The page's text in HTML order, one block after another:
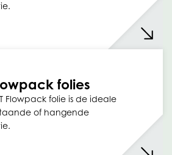
folies
Flowpack folie is de ideale
of hangende